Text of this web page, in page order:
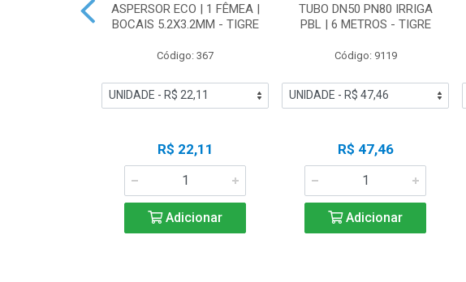
ASPERSOR ECO | 1 FÊMEA |
BOCAIS 5.2X3.2MM - TIGRE
Código: 367
R$ 22,11
Adicionar
TUBO DN50 PN80 IRRIGA
PBL | 6 METROS - TIGRE
Código: 9119
R$ 47,46
Adicionar